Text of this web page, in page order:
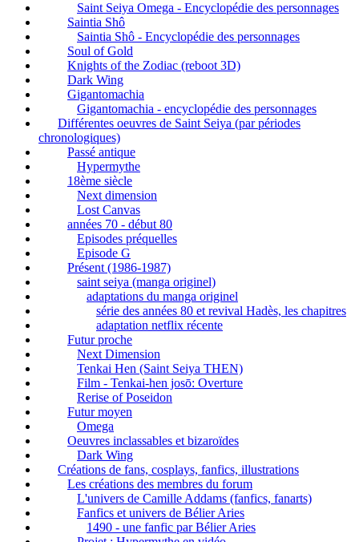
Saint Seiya Omega - Encyclopédie des personnages
Saintia Shô
Saintia Shô - Encyclopédie des personnages
Soul of Gold
Knights of the Zodiac (reboot 3D)
Dark Wing
Gigantomachia
Gigantomachia - encyclopédie des personnages
Différentes oeuvres de Saint Seiya (par périodes
chronologiques)
Passé antique
Hypermythe
18ème siècle
Next dimension
Lost Canvas
années 70 - début 80
Episodes préquelles
Episode G
Présent (1986-1987)
saint seiya (manga originel)
adaptations du manga originel
série des années 80 et revival Hadès, les chapitres
adaptation netflix récente
Futur proche
Next Dimension
Tenkai Hen (Saint Seiya THEN)
Film - Tenkai-hen josō: Overture
Rerise of Poseidon
Futur moyen
Omega
Oeuvres inclassables et bizaroïdes
Dark Wing
Créations de fans, cosplays, fanfics, illustrations
Les créations des membres du forum
L'univers de Camille Addams (fanfics, fanarts)
Fanfics et univers de Bélier Aries
1490 - une fanfic par Bélier Aries